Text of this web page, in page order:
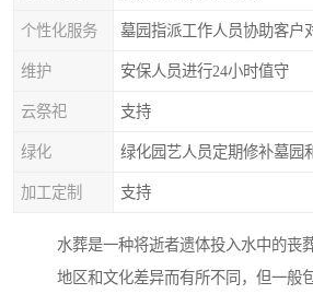
个性化服务 墓园指派工作人员协助客户
维护 安保人员进行24小时值守
云祭祀 支持
绿化 绿化园艺人员定期修补墓园
加工定制 支持
水葬是一种将逝者遗体投入水中的丧
地区和文化差异而有所不同，但一般